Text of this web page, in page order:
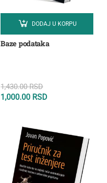
Baze podataka
1,430.00RSD
1,000.00 RSD
DODAJ U KORPU